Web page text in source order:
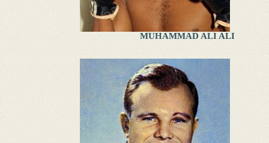
MUHAMMAD ALI ALI